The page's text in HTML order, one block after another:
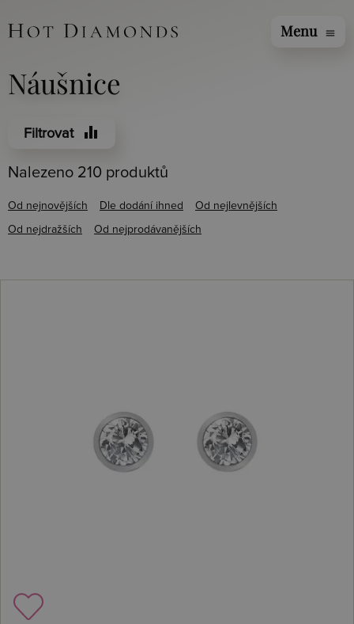
Menu menu
Náušnice
Filtrovat equalizer
Nalezeno 210 produktů
Od nejnovějších Dle dodání ihned Od nejlevnějších
Od nejdražších Od nejprodávanějších